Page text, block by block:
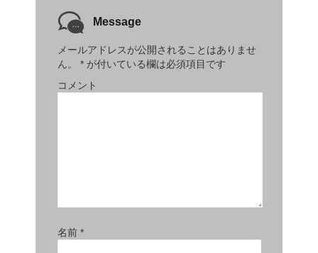
Message
メールアドレスが公開されることはありませ
ん。
* が付いている欄は必須項目です
コメント
名前 *